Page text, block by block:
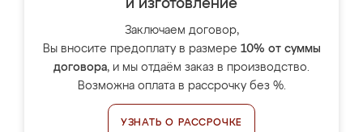
и изготовление
Заключаем договор,
Вы вносите предоплату в размере 10% от суммы
договора, и мы отдаём заказ в производство.
Возможна оплата в рассрочку без %.
УЗНАТЬ О РАССРОЧКЕ